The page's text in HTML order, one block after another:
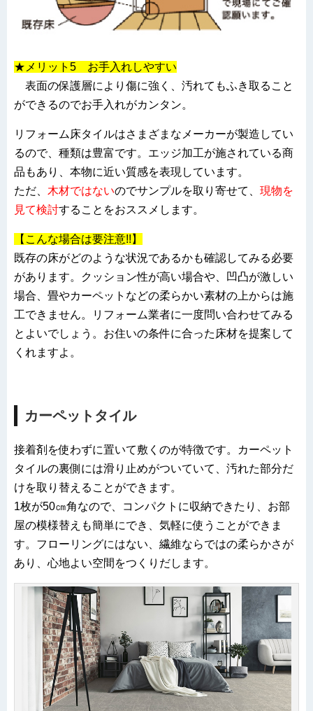
★メリット5 お手入れしやすい
表面の保護層により傷に強く、汚れてもふき取ること
ができるのでお手入れがカンタン。
リフォーム床タイルはさまざまなメーカーが製造してい
るので、種類は豊富です。エッジ加工が施されている商
品もあり、本物に近い質感を表現しています。
ただ、 木材ではないのでサンプルを取り寄せて、 現物を
見て検討することをおススメします。
【こんな場合は要注意!!】
既存の床がどのような状況であるかも確認してみる必要
があります。クッション性が高い場合や、凹凸が激しい
場合、畳やカーペットなどの柔らかい素材の上からは施
工できません。リフォーム業者に一度問い合わせてみる
とよいでしょう。お住いの条件に合った床材を提案して
くれますよ。
カーペットタイル
接着剤を使わずに置いて敷くのが特徴です。カーペット
タイルの裏側には滑り止めがついていて、汚れた部分だ
けを取り替えることができます。
1枚が50㎝角なので、コンパクトに収納できたり、お部
屋の模様替えも簡単にでき、気軽に使うことができま
す。フローリングにはない、繊維ならではの柔らかさが
あり、心地よい空間をつくりだします。